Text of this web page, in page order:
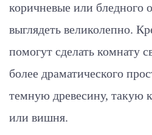
коричневые или бледного
выглядеть великолепно.
помогут сделать комнату
более драматического
темную древесину, такую
или вишня.